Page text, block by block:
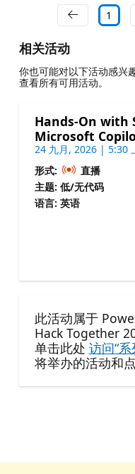
1
相关活动
你也可能对以下活动感兴
查看所有可用活动。
Hands-On with
Microsoft
24 九月, 2026 | 5:30
形式:
直播
主题: 低/无代码
语言: 英语
此活动属于
Hack Together
单击此处 访问“系
将举办的活动和点